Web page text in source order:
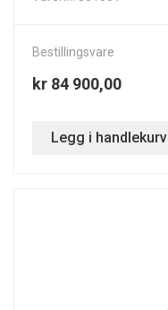
Bestillingsvare
kr 84 900,00
Legg i handlekurv